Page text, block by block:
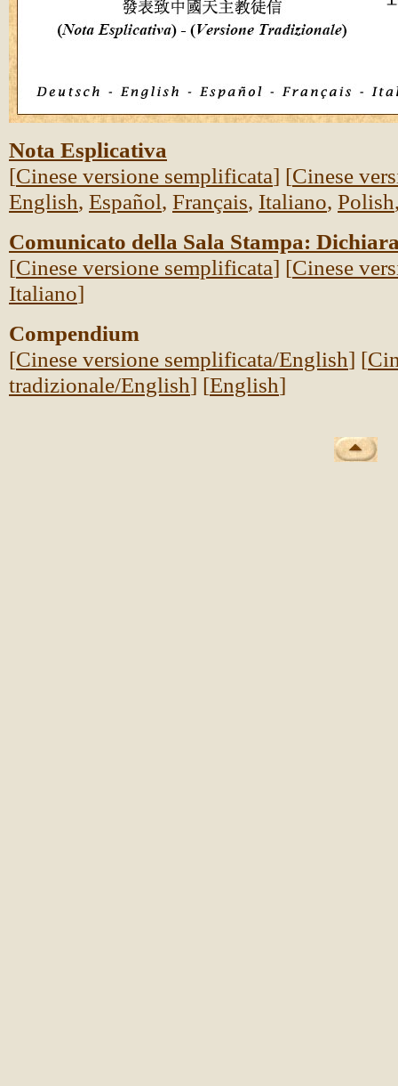
Nota Esplicativa
[Cinese versione semplificata] [Cinese
English, Español, Français, Italiano, Polish
Comunicato della Sala Stampa:
[Cinese versione semplificata] [Cinese
Italiano]
Compendium
[Cinese versione semplificata/English] [
tradizionale/English] [English]